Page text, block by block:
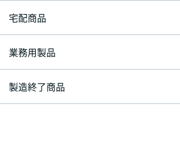
宅配商品
業務用製品
製造終了商品